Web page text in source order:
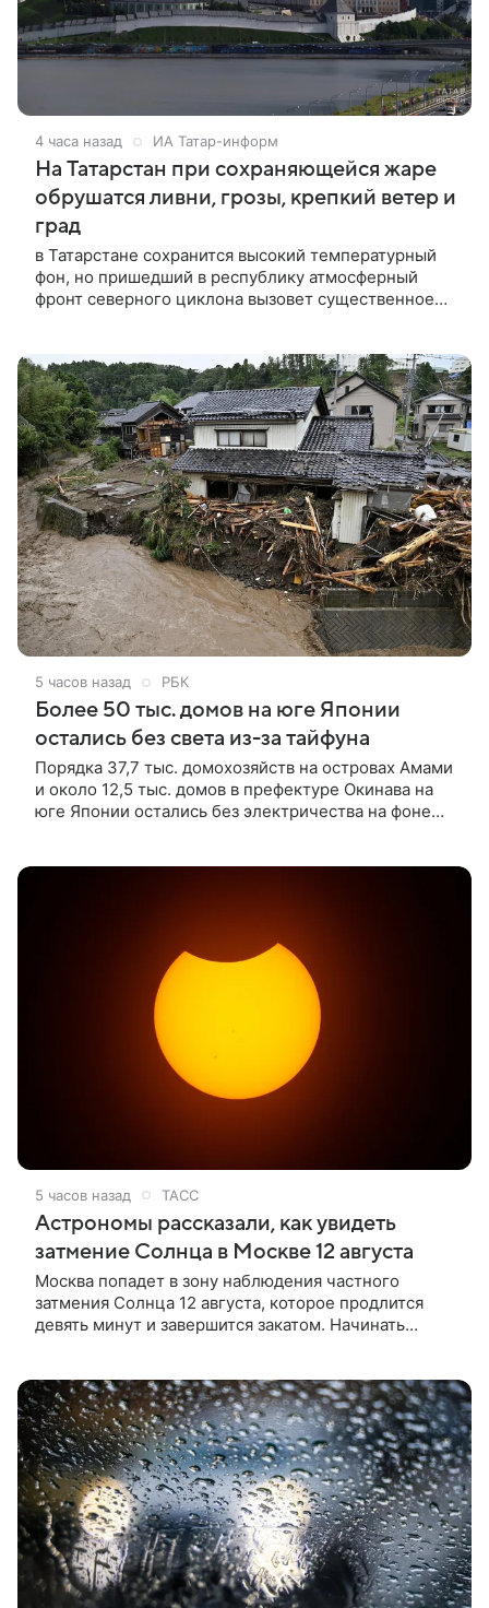
4 часа назад ИА Татар-информ
На Татарстан при сохраняющейся жаре
обрушатся ливни, грозы, крепкий ветер и
град
в Татарстане сохранится высокий температурный
фон, но пришедший в республику атмосферный
фронт северного циклона вызовет существенное
5 часов назад РБК
Более 50 тыс. домов на юге Японии
остались без света из-за тайфуна
Порядка 37,7 тыс. домохозяйств на островах Амами
и около 12,5 тыс. домов в префектуре Окинава на
юге Японии остались без электричества на фоне
5 часов назад ТАСС
Астрономы рассказали, как увидеть
затмение Солнца в Москве 12 августа
Москва попадет в зону наблюдения частного
затмения Солнца 12 августа, которое продлится
девять минут и завершится закатом. Начинать
Московского планетария.